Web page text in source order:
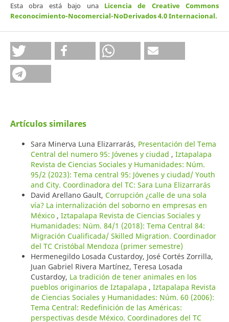
Esta obra está bajo una Licencia de Creative Commons
Reconocimiento-Nocomercial-NoDerivados 4.0 Internacional.
Artículos similares
Sara Minerva Luna Elizarrarás, Presentación del Tema
Central del numero 95: Jóvenes y ciudad , Iztapalapa
Revista de Ciencias Sociales y Humanidades: Núm.
95/2 (2023): Tema central 95: Jóvenes y ciudad/ Youth
and City. Coordinadora del TC: Sara Luna Elizarrarás
David Arellano Gault, Corrupción ¿calle de una sola
vía? La internalización del soborno en empresas en
México , Iztapalapa Revista de Ciencias Sociales y
Humanidades: Núm. 84/1 (2018): Tema Central 84:
Migración Cualificada/ Skilled Migration. Coordinador
del TC Cristóbal Mendoza (primer semestre)
Hermenegildo Losada Custardoy, José Cortés Zorrilla,
Juan Gabriel Rivera Martínez, Teresa Losada
Custardoy, La tradición de tener animales en los
pueblos originarios de Iztapalapa , Iztapalapa Revista
de Ciencias Sociales y Humanidades: Núm. 60 (2006):
Tema Central: Redefinición de las Américas:
perspectivas desde México. Coordinadores del TC